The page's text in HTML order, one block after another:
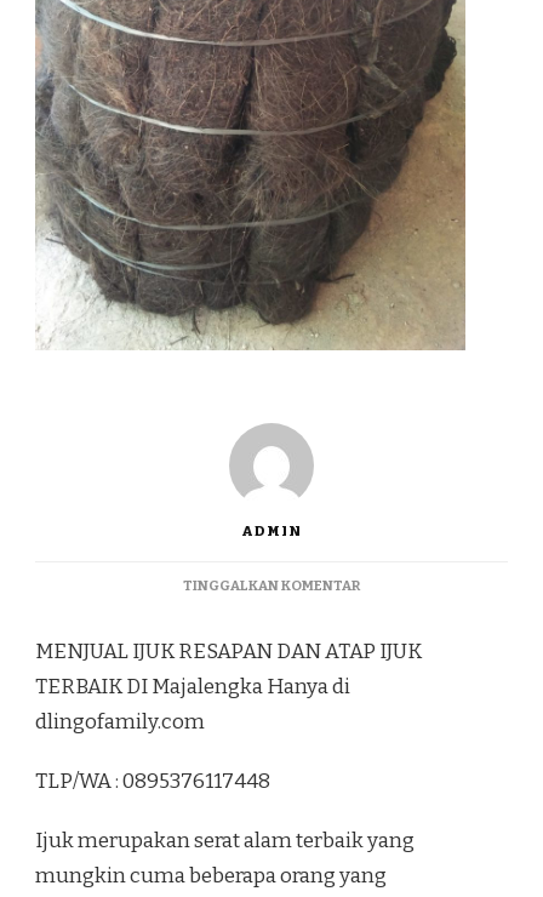
ADMIN
TINGGALKAN KOMENTARPADA
RESAPAN
MENJUAL IJUK RESAPAN DAN ATAP IJUK
TERBAIK DI Majalengka Hanya di
dlingofamily.com
TLP/WA : 0895376117448
Ijuk merupakan serat alam terbaik yang
mungkin cuma beberapa orang yang